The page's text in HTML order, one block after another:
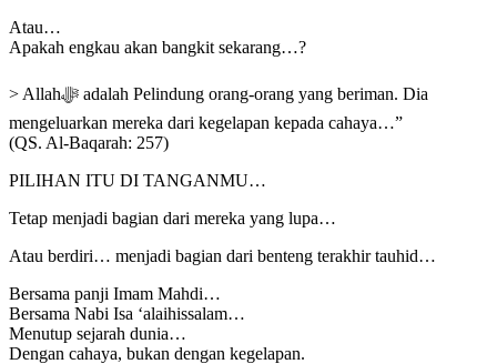
Atau…
Apakah engkau akan bangkit sekarang…?
> Allahﷻ adalah Pelindung orang-orang yang beriman. Dia
mengeluarkan mereka dari kegelapan kepada cahaya…”
(QS. Al-Baqarah: 257)
PILIHAN ITU DI TANGANMU…
Tetap menjadi bagian dari mereka yang lupa…
Atau berdiri… menjadi bagian dari benteng terakhir tauhid…
Bersama panji Imam Mahdi…
Bersama Nabi Isa ‘alaihissalam…
Menutup sejarah dunia…
Dengan cahaya, bukan dengan kegelapan.